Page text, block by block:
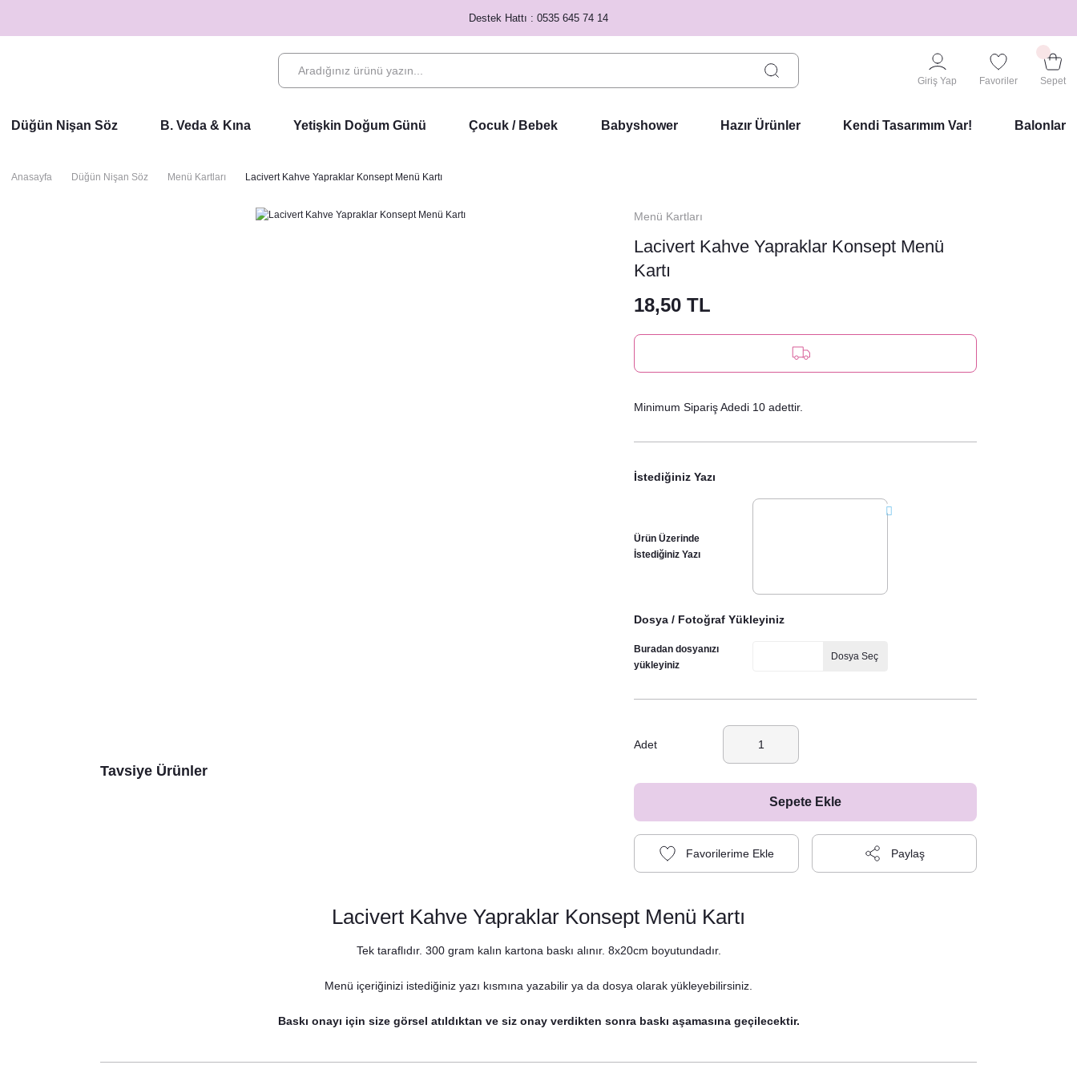
Destek Hattı : 0535 645 74 14
Giriş Yap Favoriler Sepet
Düğün Nişan Söz B. Veda & Kına Yetişkin Doğum Günü Çocuk / Bebek Babyshower Hazır Ürünler Kendi Tasarımım Var! Balonlar
Anasayfa Düğün Nişan Söz Menü Kartları Lacivert Kahve Yapraklar Konsept Menü Kartı
Tavsiye Ürünler
Menü Kartları
Lacivert Kahve Yapraklar Konsept Menü
Kartı
18,50 TL
Minimum Sipariş Adedi 10 adettir.
İstediğiniz Yazı
Ürün Üzerinde
İstediğiniz Yazı
Dosya / Fotoğraf Yükleyiniz
Buradan dosyanızı
yükleyiniz
Dosya Seç
Adet
Sepete Ekle
Paylaş
Lacivert Kahve Yapraklar Konsept Menü Kartı
Tek taraflıdır. 300 gram kalın kartona baskı alınır. 8x20cm boyutundadır.
Menü içeriğinizi istediğiniz yazı kısmına yazabilir ya da dosya olarak yükleyebilirsiniz.
Baskı onayı için size görsel atıldıktan ve siz onay verdikten sonra baskı aşamasına geçilecektir.